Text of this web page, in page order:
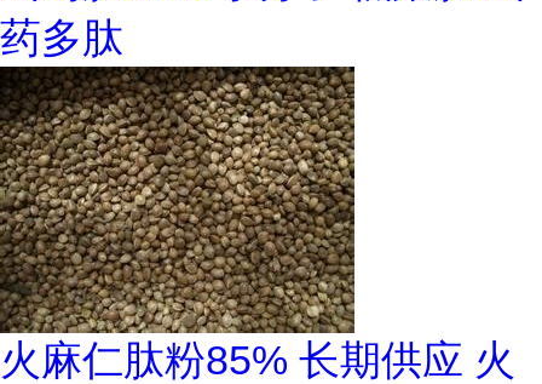
药多肽
火麻仁肽粉85% 长期供应 火